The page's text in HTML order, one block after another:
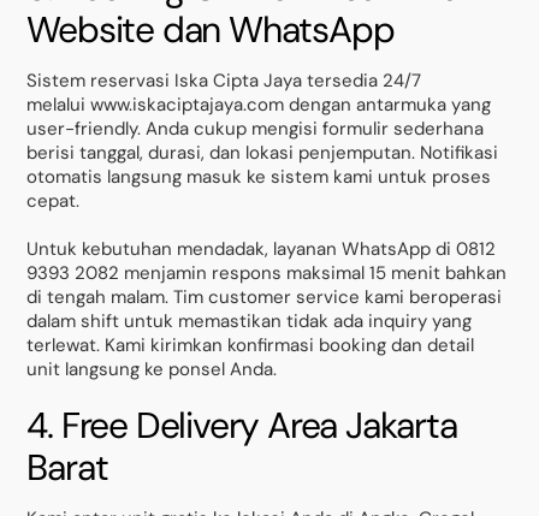
Website dan WhatsApp
Sistem reservasi Iska Cipta Jaya tersedia 24/7
melalui www.iskaciptajaya.com dengan antarmuka yang
user-friendly. Anda cukup mengisi formulir sederhana
berisi tanggal, durasi, dan lokasi penjemputan. Notifikasi
otomatis langsung masuk ke sistem kami untuk proses
cepat.
Untuk kebutuhan mendadak, layanan WhatsApp di 0812
9393 2082 menjamin respons maksimal 15 menit bahkan
di tengah malam. Tim customer service kami beroperasi
dalam shift untuk memastikan tidak ada inquiry yang
terlewat. Kami kirimkan konfirmasi booking dan detail
unit langsung ke ponsel Anda.
4. Free Delivery Area Jakarta
Barat